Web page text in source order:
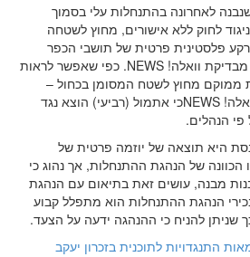
לאחרונה בהתנחלות עלי בסמוך
לחוק ללא אישורים, מחוץ לשטחה
פלסטינית פרטית של תושבי הכפר
וואלה! NEWS. כפי שאפשר לראות
ממוקם מחוץ לשטח המסומן בכחול –
NEWSכי אתמול (רביעי) הוצא נגד
הנהלים.
היא תוצאה של יוזמה פרטית של
של הנהגת ההתנחלות, אך נהוג כי
מבנה, עושים זאת בתיאום עם הנהגת
הנהגת ההתנחלות הוא מתפלל קבוע
להניח כי ההנהגה ידעה על הצעד.
התנגדויות לתוכנית בזכרון יעקב